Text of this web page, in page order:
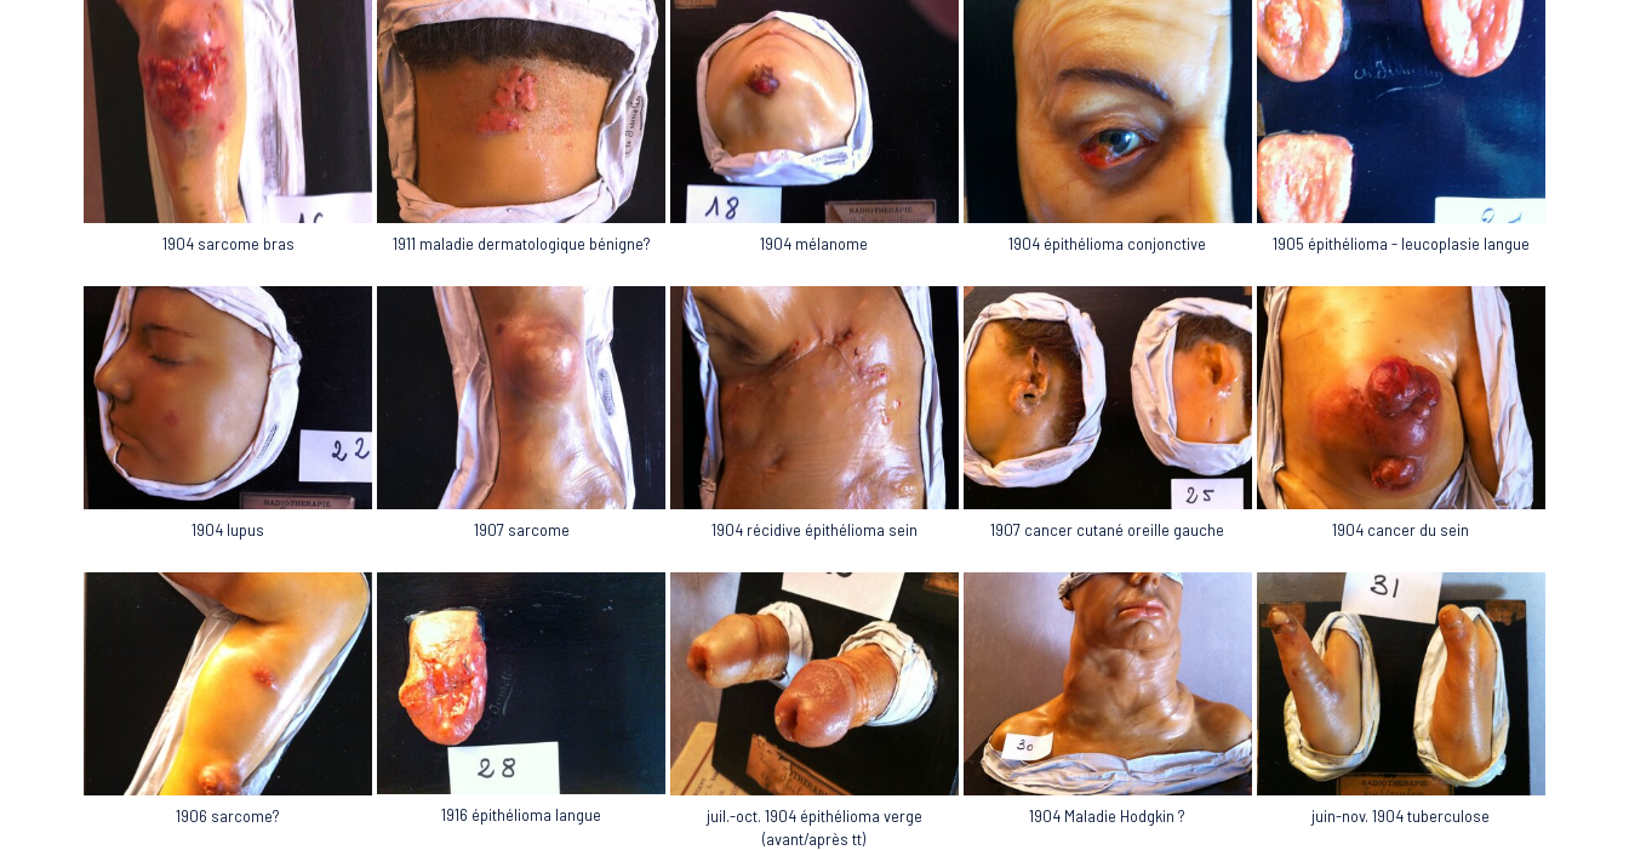
1904 sarcome bras 1911 maladie dermatologique bénigne? 1904 mélanome 1904 épithélioma conjonctive 1905 épithélioma - leucoplasie langue
1904 lupus 1907 sarcome 1904 récidive épithélioma sein 1907 cancer cutané oreille gauche 1904 cancer du sein
1906 sarcome? 1916 épithélioma langue
juil.-oct. 1904 épithélioma verge
(avant/après tt)
1904 Maladie Hodgkin ? juin-nov. 1904 tuberculose